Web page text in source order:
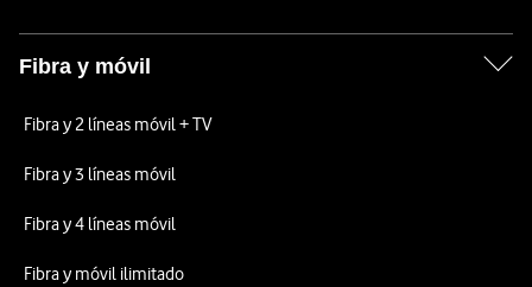
Fibra y móvil
Fibra y 2 líneas móvil + TV
Fibra y 3 líneas móvil
Fibra y 4 líneas móvil
Fibra y móvil ilimitado